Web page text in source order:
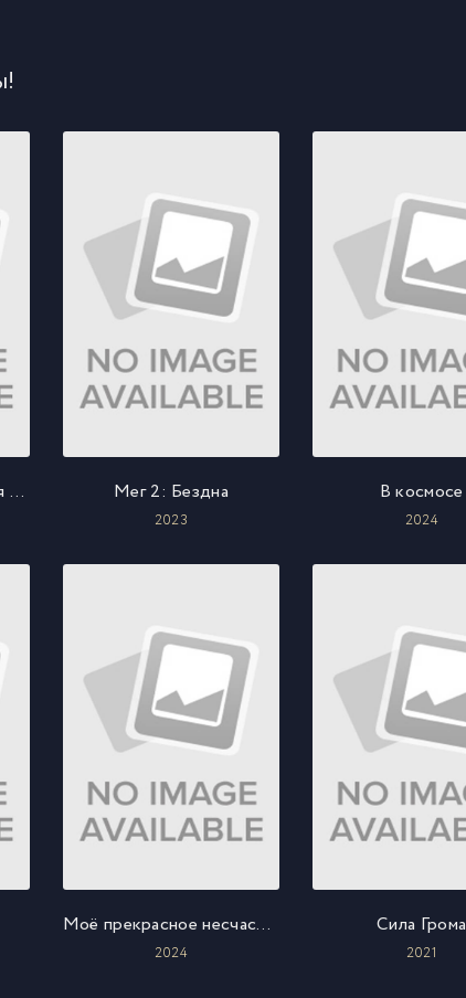
Команда учёных-ниндзя Гатчамен Мег 2: Бездна
2023
В космосе
2024
Моё прекрасное несчастье 2
2024
Сила Грома
2021